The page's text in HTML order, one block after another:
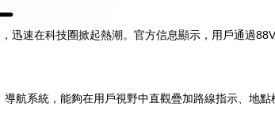
速在科技圈掀起熱潮。官方信息顯示，用戶通過
航系統，能夠在用戶視野中直觀疊加路線指示、地點